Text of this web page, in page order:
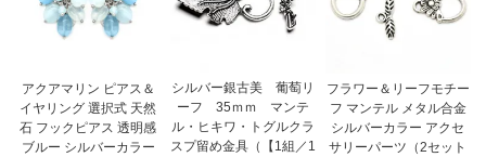
アクアマリン ピアス＆
イヤリング 選択式 天然
石 フックピアス 透明感
ブルー シルバーカラー
シルバー銀古美 葡萄リ
ーフ 35ｍｍ マンテ
ル・ヒキワ・トグルクラ
スプ留め金具（【1組／1
フラワー＆リーフモチー
フ マンテル メタル合金
シルバーカラー アクセ
サリーパーツ（2セット